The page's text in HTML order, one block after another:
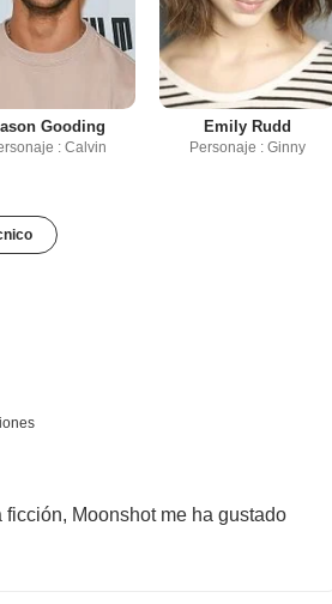
Gooding
: Calvin
Emily Rudd
Personaje : Ginny
Moonshot me ha gustado